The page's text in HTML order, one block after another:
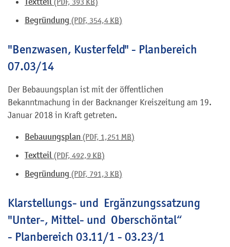
(PDF, 393 KB)
Begründung (PDF, 354,4KB)
"Benzwasen, Kusterfeld" - Planbereich
07.03/14
Der Bebauungsplan ist mit der öffentlichen
Bekanntmachung in der Backnanger Kreiszeitung am 19.
Januar 2018 in Kraft getreten.
Bebauungsplan (PDF, 1,251 MB)
Textteil (PDF, 492,9KB)
Begründung (PDF, 791,3 KB)
Klarstellungs- und Ergänzungssatzung
"Unter-, Mittel- und Oberschöntal“
- Planbereich 03.11/1 - 03.23/1